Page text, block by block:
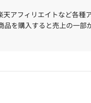
アフィリエイトなど各種
を購入すると売上の一部